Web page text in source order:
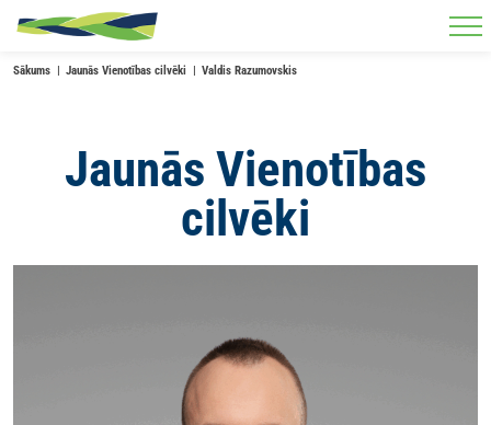
Skip to main content
Sākums Jaunās Vienotības cilvēki Valdis Razumovskis
Jaunās Vienotības
cilvēki